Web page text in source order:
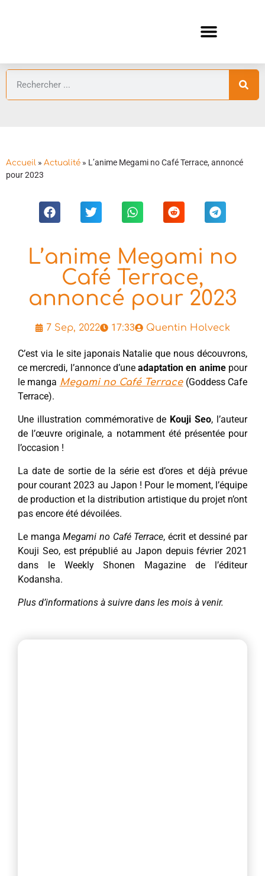
Accueil » Actualité » L’anime Megami no Café Terrace, annoncé
pour 2023
L’anime Megami no
Café Terrace,
annoncé pour 2023
7 Sep, 2022 17:33 Quentin Holveck
C’est via le site japonais Natalie que nous découvrons,
ce mercredi, l’annonce d’uneadaptation en animepour
le manga Megami no Café Terrace(Goddess Cafe
Terrace).
Une illustration commémorative de Kouji Seo, l’auteur
de l’œuvre originale, a notamment été présentée pour
l’occasion !
La date de sortie de la série est d’ores et déjà prévue
pour courant 2023 au Japon ! Pour le moment, l’équipe
de production et la distribution artistique du projet n’ont
pas encore été dévoilées.
Le mangaMegami no Café Terrace, écrit et dessiné par
Kouji Seo, est prépublié au Japon depuis février 2021
dans le Weekly Shonen Magazine de l’éditeur
Kodansha.
Plus d’informations à suivre dans les mois à venir.